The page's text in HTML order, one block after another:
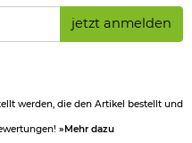
jetzt anmelden
werden, die den Artikel bestellt und
»Mehr dazu